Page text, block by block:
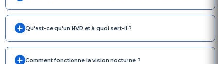
Qu'est-ce qu'un NVR et à quoi sert-il ?
Comment fonctionne la vision nocturne ?